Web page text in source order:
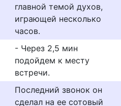
главной темой духов,
играющей несколько
часов.
- Через 2,5 мин
подойдем к месту
встречи.
Последний звонок он
сделал на ее сотовый